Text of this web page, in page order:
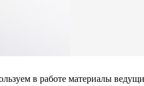
в работе материалы